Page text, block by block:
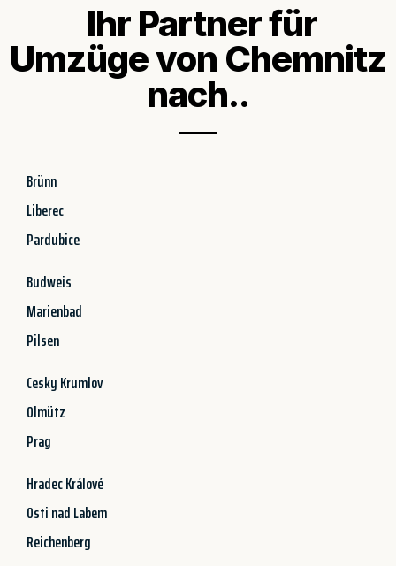
Ihr Partner für
Umzüge von Chemnitz
nach..
Brünn
Liberec
Pardubice
Budweis
Marienbad
Pilsen
Cesky Krumlov
Olmütz
Prag
Hradec Králové
Osti nad Labem
Reichenberg